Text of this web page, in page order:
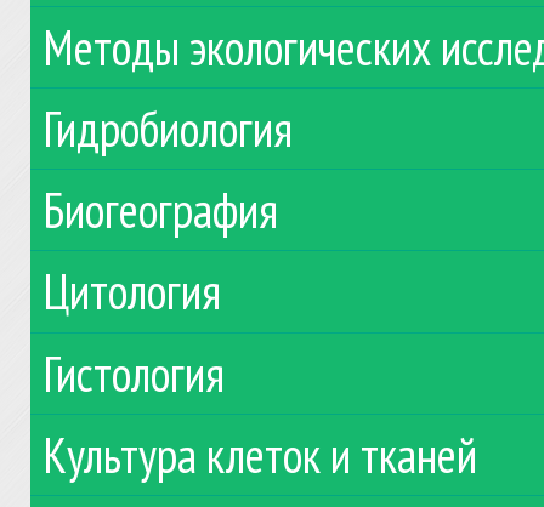
Методы экологических
Гидробиология
Биогеография
Цитология
Гистология
Культура клеток и тканей